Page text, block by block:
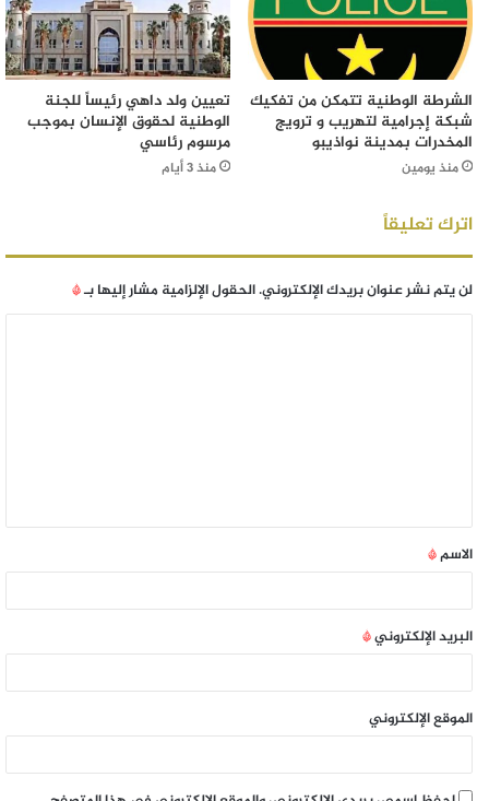
الشرطة الوطنية تتمكن من تفكيك
شبكة إجرامية لتهريب و ترويج
المخدرات بمدينة نواذيبو
منذ يومين
تعيين ولد داهي رئيساً للجنة
الوطنية لحقوق الإنسان بموجب
مرسوم رئاسي
منذ 3 أيام
اترك تعليقاً
لن يتم نشر عنوان بريدك الإلكتروني.الحقول الإلزامية مشار إليها بـ*
الاسم*
البريد الإلكتروني*
الموقع الإلكتروني